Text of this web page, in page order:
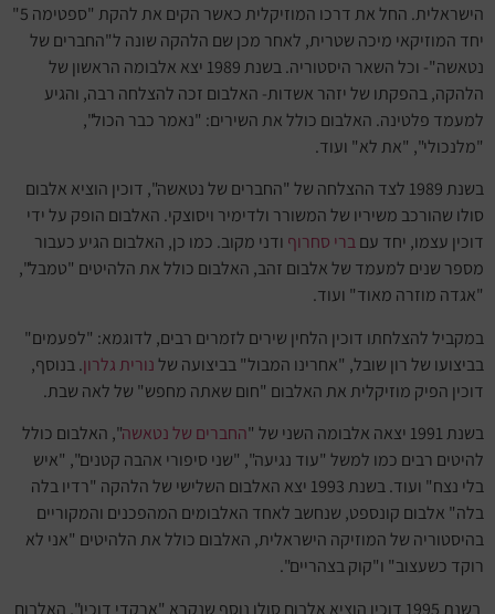
הישראלית. החל את דרכו המוזיקלית כאשר הקים את להקת "ספטימה 5"
יחד המוזיקאי מיכה שטרית, לאחר מכן שם הלהקה שונה ל"החברים של
נטאשה"- וכל השאר היסטוריה. בשנת 1989 יצא אלבומה הראשון של
הלהקה, בהפקתו של יזהר אשדות- האלבום זכה להצלחה רבה, והגיע
למעמד פלטינה. האלבום כולל את השירים: "נאמר כבר הכול",
"מלנכולי", "את לא" ועוד.
בשנת 1989 לצד ההצלחה של "החברים של נטאשה", דוכין הוציא אלבום
סולו שהורכב משיריו של המשורר ולדימיר ויסוצקי. האלבום הופק על ידי
דוכין עצמו, יחד עםברי סחרוף ודני מקוב. כמו כן, האלבום הגיע כעבור
מספר שנים למעמד של אלבום זהב, האלבום כולל את הלהיטים "טמבל",
"אגדה מוזרה מאוד" ועוד.
במקביל להצלחתו דוכין הלחין שירים לזמרים רבים, לדוגמא: "לפעמים"
בביצועו של רון שובל, "אחרינו המבול" בביצועה שלנורית גלרון. בנוסף,
דוכין הפיק מוזיקלית את האלבום "חום שאתה מחפש" של לאה שבת.
בשנת 1991 יצאה אלבומה השני של "
החברים של נטאשה", האלבום כולל
להיטים רבים כמו למשל "עוד נגיעה", "שני סיפורי אהבה קטנים", "איש
בלי נצח" ועוד. בשנת 1993 יצא האלבום השלישי של הלהקה "רדיו בלה
בלה" אלבום קונספט, שנחשב לאחד האלבומים המהפכנים והמקוריים
בהיסטוריה של המוזיקה הישראלית, האלבום כולל את הלהיטים "אני לא
רוקד כשעצוב" ו"קוק בצהריים".
בשנת 1995 דוכין הוציא אלבום סולו נוסף שנקרא "ארקדי דוכין", האלבום